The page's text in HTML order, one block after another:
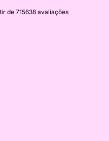
de 715638 avaliações